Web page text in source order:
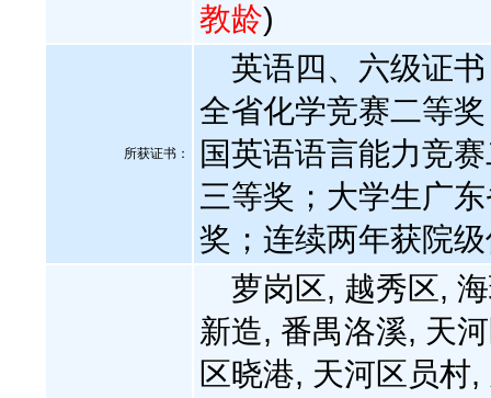
教龄)
所获证书 ：
英语四、六级证书
全省化学竞赛二等
国英语语言能力竞
三等奖；大学生广
奖；连续两年获院
萝岗区, 越秀区,
新造, 番禺洛溪, 天
区晓港, 天河区员村